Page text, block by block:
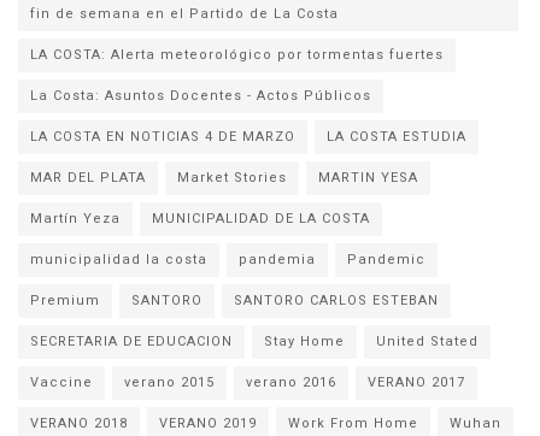
fin de semana en el Partido de La Costa
LA COSTA: Alerta meteorológico por tormentas fuertes
La Costa: Asuntos Docentes - Actos Públicos
LA COSTA EN NOTICIAS 4 DE MARZO
LA COSTA ESTUDIA
MAR DEL PLATA
Market Stories
MARTIN YESA
Martín Yeza
MUNICIPALIDAD DE LA COSTA
municipalidad la costa
pandemia
Pandemic
Premium
SANTORO
SANTORO CARLOS ESTEBAN
SECRETARIA DE EDUCACION
Stay Home
United Stated
Vaccine
verano 2015 verano 2016
VERANO 2017
VERANO 2018
VERANO 2019 Work From Home Wuhan